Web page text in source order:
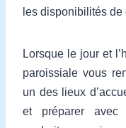
les disponibilités de
Lorsque le jour et
paroissiale vous
un des lieux
et préparer